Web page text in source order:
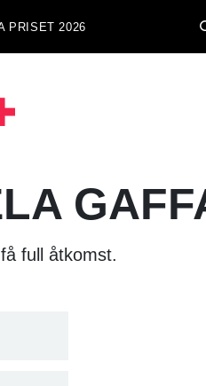
PRISET 2026
full åtkomst.